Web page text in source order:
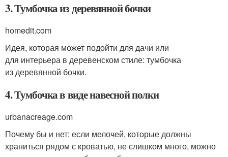
3. Тумбочка из деревянной бочки
homedit.com
Идея, которая может подойти для дачи или
для интерьера в деревенском стиле: тумбочка
из деревянной бочки.
4. Тумбочка в виде навесной полки
urbanacreage.com
Почему бы и нет: если мелочей, которые должны
храниться рядом с кроватью, не слишком много, можно